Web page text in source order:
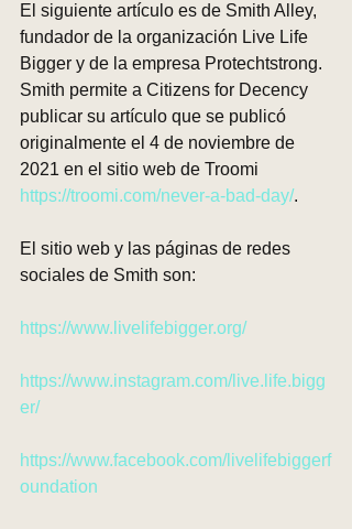
El siguiente artículo es de Smith Alley,
fundador de la organización Live Life
Bigger y de la empresa Protechtstrong.
Smith permite a Citizens for Decency
publicar su artículo que se publicó
originalmente el 4 de noviembre de
2021 en el sitio web de Troomi
https://troomi.com/never-a-bad-day/.
El sitio web y las páginas de redes
sociales de Smith son:
https://www.livelifebigger.org/
https://www.instagram.com/live.life.bigg
er/
https://www.facebook.com/livelifebiggerf
oundation